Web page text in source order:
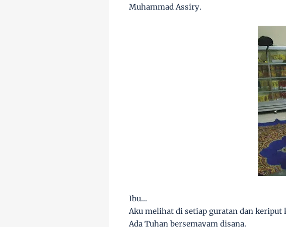
Muhammad Assiry.
Ibu...
Aku melihat di setiap guratan dan keriput
Ada Tuhan bersemayam disana.